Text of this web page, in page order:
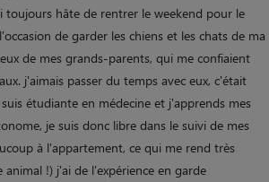
toujours hâte de rentrer le weekend pour le
de garder les chiens et les chats de ma
de mes grands-parents, qui me confiaient
j'aimais passer du temps avec eux, c'était
étudiante en médecine et j'apprends mes
je suis donc libre dans le suivi de mes
à l'appartement, ce qui me rend très
!) j'ai de l'expérience en garde